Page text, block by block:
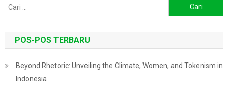
untuk:
POS-POS TERBARU
Beyond Rhetoric: Unveiling the Climate, Women, and Tokenism in
Indonesia